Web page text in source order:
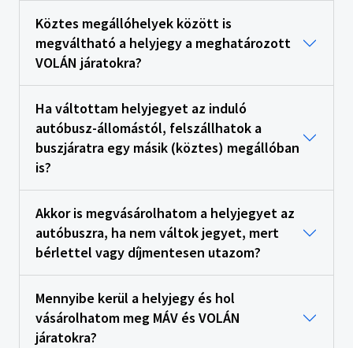
Köztes megállóhelyek között is
megváltható a helyjegy a meghatározott
VOLÁN járatokra?
Ha váltottam helyjegyet az induló
autóbusz-állomástól, felszállhatok a
buszjáratra egy másik (köztes) megállóban
is?
Akkor is megvásárolhatom a helyjegyet az
autóbuszra, ha nem váltok jegyet, mert
bérlettel vagy díjmentesen utazom?
Mennyibe kerül a helyjegy és hol
vásárolhatom meg MÁV és VOLÁN
járatokra?